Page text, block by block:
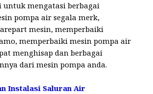
untuk mengatasi berbagai
pompa air segala merk,
mesin, memperbaiki
memperbaiki mesin pompa air
menghisap dan berbagai
dari mesin pompa anda.
Instalasi Saluran Air